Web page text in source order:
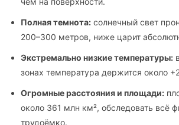
Полная темнота: солнечный свет
200–300 метров, ниже царит
Экстремально низкие температуры:
зонах температура держится около
Огромные расстояния и площади:
около 361 млн км², обследовать всё
трудоёмко.